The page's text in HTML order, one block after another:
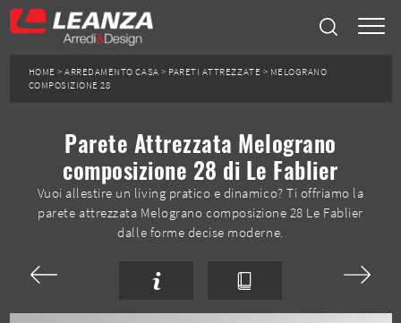
HOME >ARREDAMENTO CASA > PARETI ATTREZZATE > MELOGRANO
COMPOSIZIONE 28
Parete Attrezzata Melograno
composizione 28 di Le Fablier
Vuoi allestire un living pratico e dinamico? Ti offriamo la
parete attrezzata Melograno composizione 28 Le Fablier
dalle forme decise moderne.